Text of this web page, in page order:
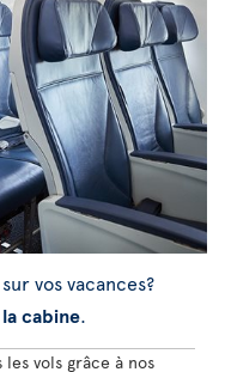
vos vacances?
cabine.
vols grâce à nos